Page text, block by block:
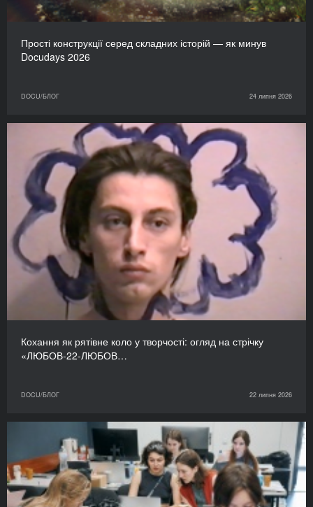
Прості конструкції серед складних історій — як минув
Docudays 2026
DOCU/БЛОГ 24 липня 2026
Кохання як рятівне коло у творчості: огляд на стрічку
«ЛЮБОВ-22-ЛЮБОВ…
DOCU/БЛОГ 22 липня 2026